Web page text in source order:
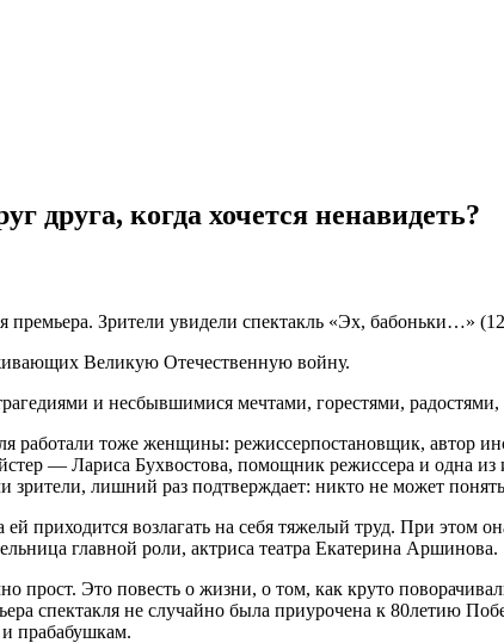
друга, когда хочется ненавидеть?
премьера. Зрители увидели спектакль «Эх, бабоньки…»
Великую Отечественную войну.
и несбывшимися мечтами, горестями,
работали тоже женщины: режиссер­постановщик, автор
— Лариса Бухвостова, помощник режиссера и одна
зрители, лишний раз подтверждает: никто не может
приходится возлагать на себя тяжелый труд. При этом
главной роли, актриса театра Екатерина Аршинова.
прост. Это повесть о жизни, о том, как круто
спектакля не случайно была приурочена к 80­летию
прабабушкам.